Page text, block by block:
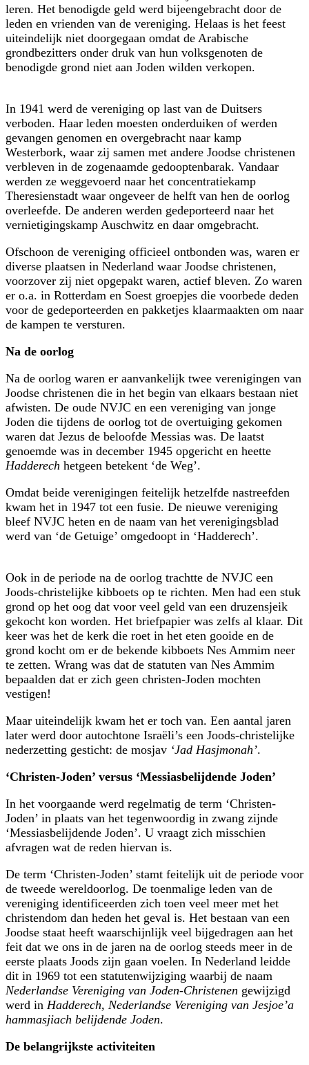
leren. Het benodigde geld werd bijeengebracht door de
leden en vrienden van de vereniging. Helaas is het feest
uiteindelijk niet doorgegaan omdat de Arabische
grondbezitters onder druk van hun volksgenoten de
benodigde grond niet aan Joden wilden verkopen.
In 1941 werd de vereniging op last van de Duitsers
verboden. Haar leden moesten onderduiken of werden
gevangen genomen en overgebracht naar kamp
Westerbork, waar zij samen met andere Joodse christenen
verbleven in de zogenaamde gedooptenbarak. Vandaar
werden ze weggevoerd naar het concentratiekamp
Theresienstadt waar ongeveer de helft van hen de oorlog
overleefde. De anderen werden gedeporteerd naar het
vernietigingskamp Auschwitz en daar omgebracht.
Ofschoon de vereniging officieel ontbonden was, waren er
diverse plaatsen in Nederland waar Joodse christenen,
voorzover zij niet opgepakt waren, actief bleven. Zo waren
er o.a. in Rotterdam en Soest groepjes die voorbede deden
voor de gedeporteerden en pakketjes klaarmaakten om naar
de kampen te versturen.
Na de oorlog
Na de oorlog waren er aanvankelijk twee verenigingen van
Joodse christenen die in het begin van elkaars bestaan niet
afwisten. De oude NVJC en een vereniging van jonge
Joden die tijdens de oorlog tot de overtuiging gekomen
waren dat Jezus de beloofde Messias was. De laatst
genoemde was in december 1945 opgericht en heette
Hadderech hetgeen betekent ‘de Weg’.
Omdat beide verenigingen feitelijk hetzelfde nastreefden
kwam het in 1947 tot een fusie. De nieuwe vereniging
bleef NVJC heten en de naam van het verenigingsblad
werd van ‘de Getuige’ omgedoopt in ‘Hadderech’.
Ook in de periode na de oorlog trachtte de NVJC een
Joods-christelijke kibboets op te richten. Men had een stuk
grond op het oog dat voor veel geld van een druzensjeik
gekocht kon worden. Het briefpapier was zelfs al klaar. Dit
keer was het de kerk die roet in het eten gooide en de
grond kocht om er de bekende kibboets Nes Ammim neer
te zetten. Wrang was dat de statuten van Nes Ammim
bepaalden dat er zich geen christen-Joden mochten
vestigen!
Maar uiteindelijk kwam het er toch van. Een aantal jaren
later werd door autochtone Israëli’s een Joods-christelijke
nederzetting gesticht: de mosjav ‘Jad Hasjmonah’.
‘Christen-Joden’ versus ‘Messiasbelijdende Joden’
In het voorgaande werd regelmatig de term ‘Christen-
Joden’ in plaats van het tegenwoordig in zwang zijnde
‘Messiasbelijdende Joden’. U vraagt zich misschien
afvragen wat de reden hiervan is.
De term ‘Christen-Joden’ stamt feitelijk uit de periode voor
de tweede wereldoorlog. De toenmalige leden van de
vereniging identificeerden zich toen veel meer met het
christendom dan heden het geval is. Het bestaan van een
Joodse staat heeft waarschijnlijk veel bijgedragen aan het
feit dat we ons in de jaren na de oorlog steeds meer in de
eerste plaats Joods zijn gaan voelen. In Nederland leidde
dit in 1969 tot een statutenwijziging waarbij de naam
Nederlandse Vereniging van Joden-Christenen gewijzigd
werd in Hadderech, Nederlandse Vereniging van Jesjoe’a
hammasjiach belijdende Joden.
De belangrijkste activiteiten